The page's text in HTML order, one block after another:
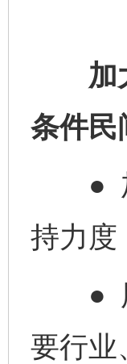
加大
条件民
● 加
持力度
● 用
要行业